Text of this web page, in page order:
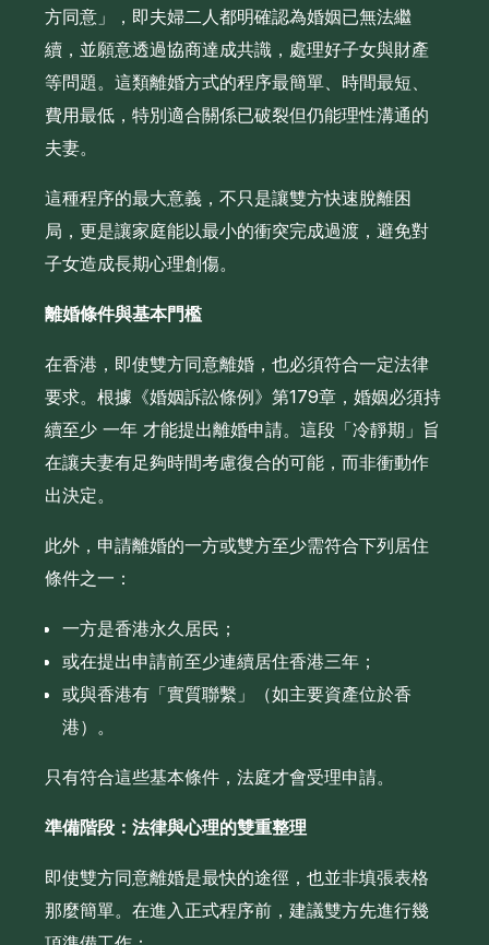
方同意」，即夫婦二人都明確認為婚姻已無法繼
續，並願意透過協商達成共識，處理好子女與財產
等問題。這類離婚方式的程序最簡單、時間最短、
費用最低，特別適合關係已破裂但仍能理性溝通的
夫妻。
這種程序的最大意義，不只是讓雙方快速脫離困
局，更是讓家庭能以最小的衝突完成過渡，避免對
子女造成長期心理創傷。
離婚條件與基本門檻
在香港，即使雙方同意離婚，也必須符合一定法律
要求。根據《婚姻訴訟條例》第179章，婚姻必須持
續至少 一年 才能提出離婚申請。這段「冷靜期」旨
在讓夫妻有足夠時間考慮復合的可能，而非衝動作
出決定。
此外，申請離婚的一方或雙方至少需符合下列居住
條件之一：
一方是香港永久居民；
或在提出申請前至少連續居住香港三年；
或與香港有「實質聯繫」（如主要資產位於香
港）。
只有符合這些基本條件，法庭才會受理申請。
準備階段：法律與心理的雙重整理
即使雙方同意離婚是最快的途徑，也並非填張表格
那麼簡單。在進入正式程序前，建議雙方先進行幾